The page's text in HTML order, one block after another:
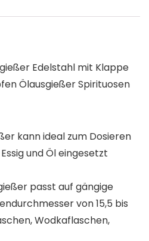
Edelstahl mit Klappe
Ölausgießer Spirituosen
kann ideal zum Dosieren
und Öl eingesetzt
passt auf gängige
von 15,5 bis
Wodkaflaschen,